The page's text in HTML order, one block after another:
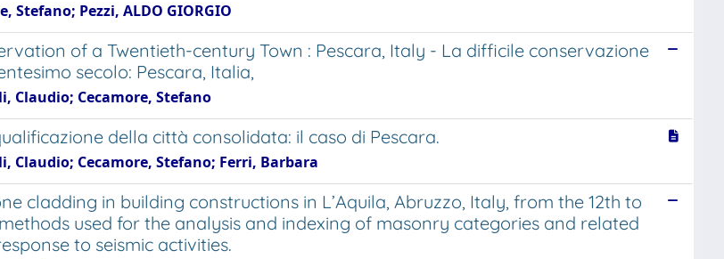
Stefano; Pezzi, ALDO GIORGIO
of a Twentieth-century Town : Pescara, Italy - La difficile conservazione
secolo: Pescara, Italia,
Claudio; Cecamore, Stefano
della città consolidata: il caso di Pescara.
Claudio; Cecamore, Stefano; Ferri, Barbara
cladding in building constructions in L’Aquila, Abruzzo, Italy, from the 12th to
used for the analysis and indexing of masonry categories and related
to seismic activities.